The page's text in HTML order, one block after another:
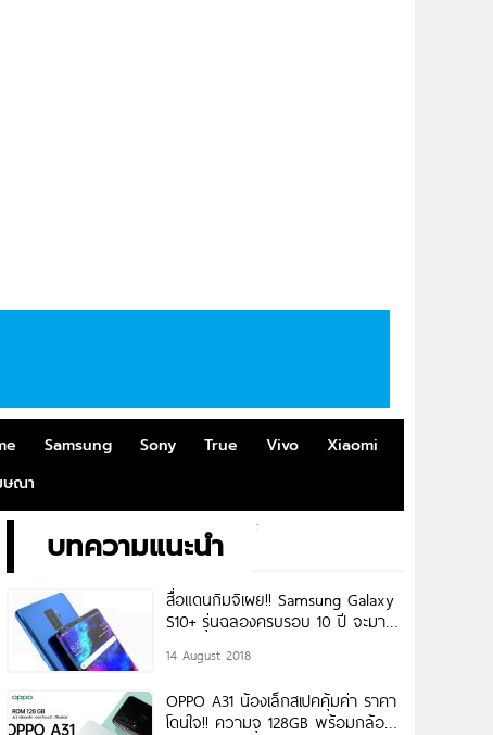
Samsung Sony True Vivo
Xiaomi
ษณา
บทความแนะนำ
สื่อแดนกิมจิเผย!! Samsung Galaxy
S10+ รุ่นฉลองครบรอบ 10 ปี จะมา
14 August 2018
OPPO A31 น้องเล็กสเปคคุ้มค่า ราคา
โดนใจ!! ความจุ 128GB พร้อมกล้อง